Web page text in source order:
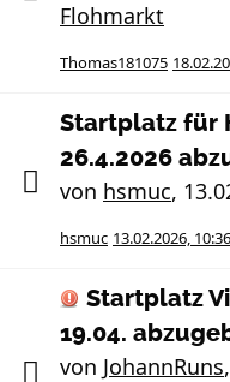
Flohmarkt
Thomas181075
Startplatz für
26.4.2026
von hsmuc,
hsmuc 13.02.2026, 10:36
Startplatz
19.04.
von JohannRuns,